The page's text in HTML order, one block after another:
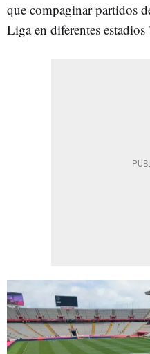
que compaginar partidos
Liga en diferentes estadios